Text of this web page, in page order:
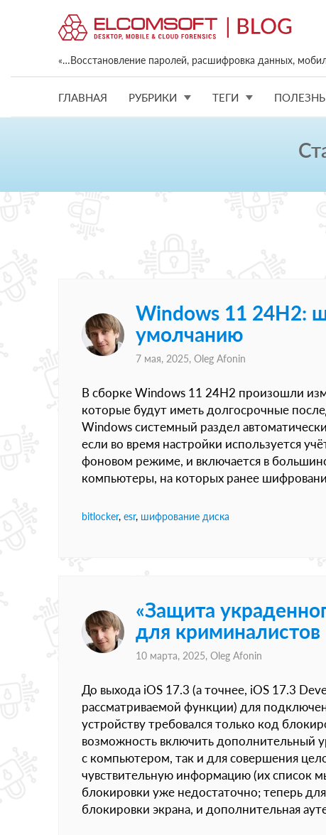
«…Восстановление паролей, расшифровка данных,
ГЛАВНАЯ РУБРИКИ ТЕГИ
Windows 11 24H2:
умолчанию
7 мая, 2025, Oleg Afonin
В сборке Windows 11 24H2 произошли
которые будут иметь долгосрочные
Windows системный раздел
если во время настройки используется
фоновом режиме, и включается в
компьютеры, на которых ранее
bitlocker, esr, шифрование диска
«Защита
для криминалистов
10 марта, 2025, Oleg Afonin
До выхода iOS 17.3 (а точнее, iOS 17.3
рассматриваемой функции) для
устройству требовался только код
возможность включить дополнительный
с компьютером, так и для совершения
чувствительную информацию (их список
блокировки уже недостаточно; теперь
блокировки экрана, и дополнительная